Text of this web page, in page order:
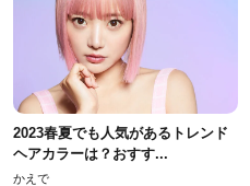
2023春夏でも人気があるトレンド
ヘアカラーは？おすす...
かえで